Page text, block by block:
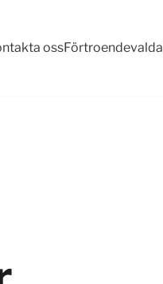
ossFörtroendevalda